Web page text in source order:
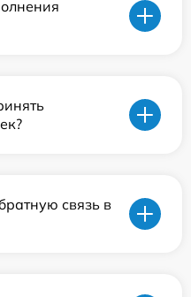
связь в